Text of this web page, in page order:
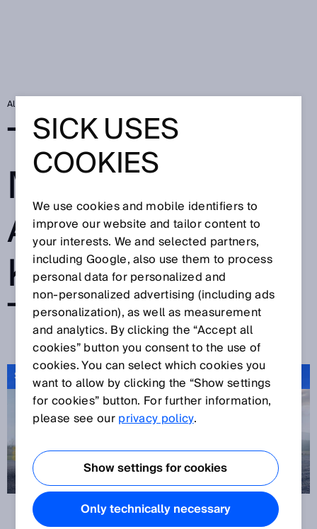
Alkuun
TEHOKASTA
MATKANTEKOA:
AUTOMAATIOTE
KNIIKASTA
TULEE MOBIILIA
Sensor solutions for Mobile Automation
SICK USES
COOKIES
We use cookies and mobile identifiers to
improve our website and tailor content to
your interests. We and selected partners,
including Google, also use them to process
personal data for personalized and
non‑personalized advertising (including ads
personalization), as well as measurement
and analytics. By clicking the “Accept all
cookies” button you consent to the use of
cookies. You can select which cookies you
want to allow by clicking the “Show settings
for cookies” button. For further information,
please see ourprivacy policy.
Show settings for cookies
Only technically necessary